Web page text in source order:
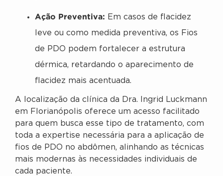
Ação Preventiva: Em casos de flacidez
leve ou como medida preventiva, os Fios
de PDO podem fortalecer a estrutura
dérmica, retardando o aparecimento de
flacidez mais acentuada.
A localização da clínica da Dra. Ingrid Luckmann
em Florianópolis oferece um acesso facilitado
para quem busca esse tipo de tratamento, com
toda a expertise necessária para a aplicação de
fios de PDO no abdômen, alinhando as técnicas
mais modernas às necessidades individuais de
cada paciente.